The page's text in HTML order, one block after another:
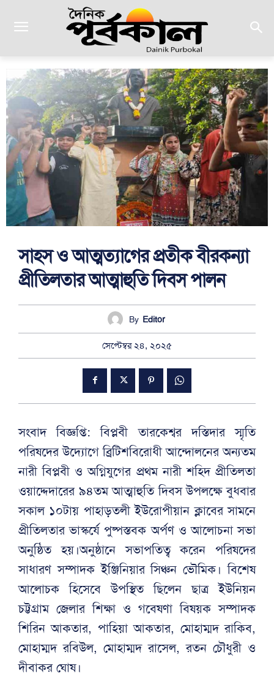
সাহস ও আত্মত্যাগের প্রতীক বীরকন্যা
প্রীতিলতার আত্মাহুতি দিবস পালন
By Editor
সেপ্টেম্বর ২৪, ২০২৫
সংবাদ বিজ্ঞপ্তি: বিপ্লবী তারকেশ্বর দস্তিদার স্মৃতি
পরিষদের উদ্যোগে ব্রিটিশবিরোধী আন্দোলনের অন্যতম
নারী বিপ্লবী ও অগ্নিযুগের প্রথম নারী শহিদ প্রীতিলতা
ওয়াদ্দেদারের ৯৪তম আত্মাহুতি দিবস উপলক্ষে বুধবার
সকাল ১০টায় পাহাড়তলী ইউরোপীয়ান ক্লাবের সামনে
প্রীতিলতার ভাস্কর্যে পুষ্পস্তবক অর্পণ ও আলোচনা সভা
অনুষ্ঠিত হয়।অনুষ্ঠানে সভাপতিত্ব করেন পরিষদের
সাধারণ সম্পাদক ইঞ্জিনিয়ার সিঞ্চন ভৌমিক। বিশেষ
আলোচক হিসেবে উপস্থিত ছিলেন ছাত্র ইউনিয়ন
চট্টগ্রাম জেলার শিক্ষা ও গবেষণা বিষয়ক সম্পাদক
শিরিন আকতার, পাহিয়া আকতার, মোহাম্মদ রাকিব,
মোহাম্মদ রবিউল, মোহাম্মদ রাসেল, রতন চৌধুরী ও
দীবাকর ঘোষ।